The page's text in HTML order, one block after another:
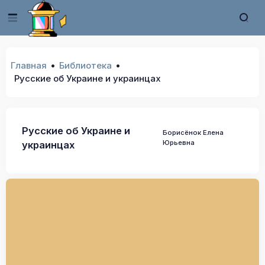
Главная
Библиотека
Русские об Украине и украинцах
Русские об Украине и
украинцах
Борисёнок Елена
Юрьевна